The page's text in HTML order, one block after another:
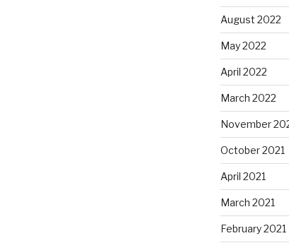
August 2022
May 2022
April 2022
March 2022
November
October 2021
April 2021
March 2021
February 2021